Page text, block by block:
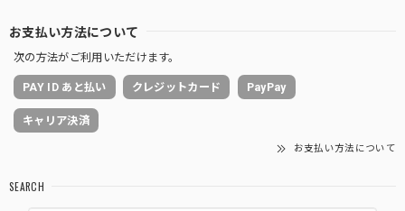
お支払い方法について
次の方法がご利用いただけます。
PAY ID あと払い クレジットカード PayPay
キャリア決済
お支払い方法について
SEARCH